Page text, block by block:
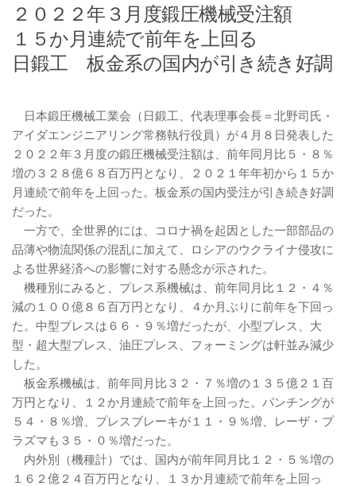
２０２２年３月度鍛圧機械受注額
１５か月連続で前年を上回る
日鍛工 板金系の国内が引き続き好調
日本鍛圧機械工業会（日鍛工、代表理事会長＝北野司氏・
アイダエンジニアリング常務執行役員）が４月８日発表した
２０２２年３月度の鍛圧機械受注額は、前年同月比５・８％
増の３２８億６８百万円となり、２０２１年年初から１５か
月連続で前年を上回った。板金系の国内受注が引き続き好調
だった。
一方で、全世界的には、コロナ禍を起因とした一部部品の
品薄や物流関係の混乱に加えて、ロシアのウクライナ侵攻に
よる世界経済への影響に対する懸念が示された。
機種別にみると、プレス系機械は、前年同月比１２・４％
減の１００億８６百万円となり、４か月ぶりに前年を下回っ
た。中型プレスは６６・９％増だったが、小型プレス、大
型・超大型プレス、油圧プレス、フォーミングは軒並み減少
した。
板金系機械は、前年同月比３２・７％増の１３５億２１百
万円となり、１２か月連続で前年を上回った。パンチングが
５４・８％増、プレスブレーキが１１・９％増、レーザ・プ
ラズマも３５・０％増だった。
内外別（機種計）では、国内が前年同月比１２・５％増の
１６２億２４百万円となり、１３か月連続で前年を上回っ